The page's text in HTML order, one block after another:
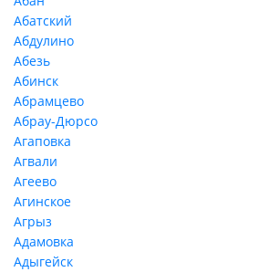
Абатский
Абдулино
Абезь
Абинск
Абрамцево
Абрау-Дюрсо
Агаповка
Агвали
Агеево
Агинское
Агрыз
Адамовка
Адыгейск